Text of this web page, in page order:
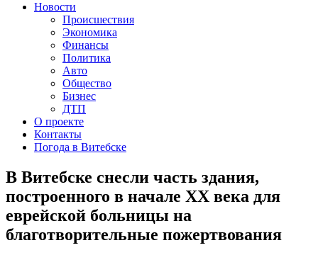
Новости
Происшествия
Экономика
Финансы
Политика
Авто
Общество
Бизнес
ДТП
О проекте
Контакты
Погода в Витебске
В Витебске снесли часть здания,
построенного в начале ХХ века для
еврейской больницы на
благотворительные пожертвования